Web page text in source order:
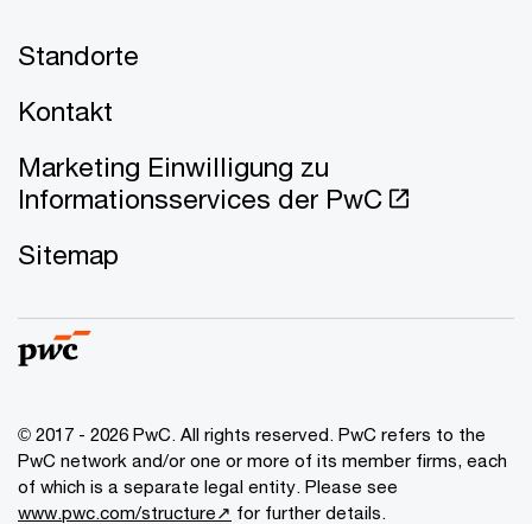
Standorte
Kontakt
Marketing Einwilligung zu
Informationsservices der PwC
Sitemap
© 2017 - 2026 PwC. All rights reserved. PwC refers to the
PwC network and/or one or more of its member firms, each
of which is a separate legal entity. Please see
www.pwc.com/structure↗ for further details.